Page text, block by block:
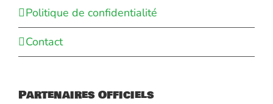
Politique de confidentialité
Contact
Partenaires Officiels